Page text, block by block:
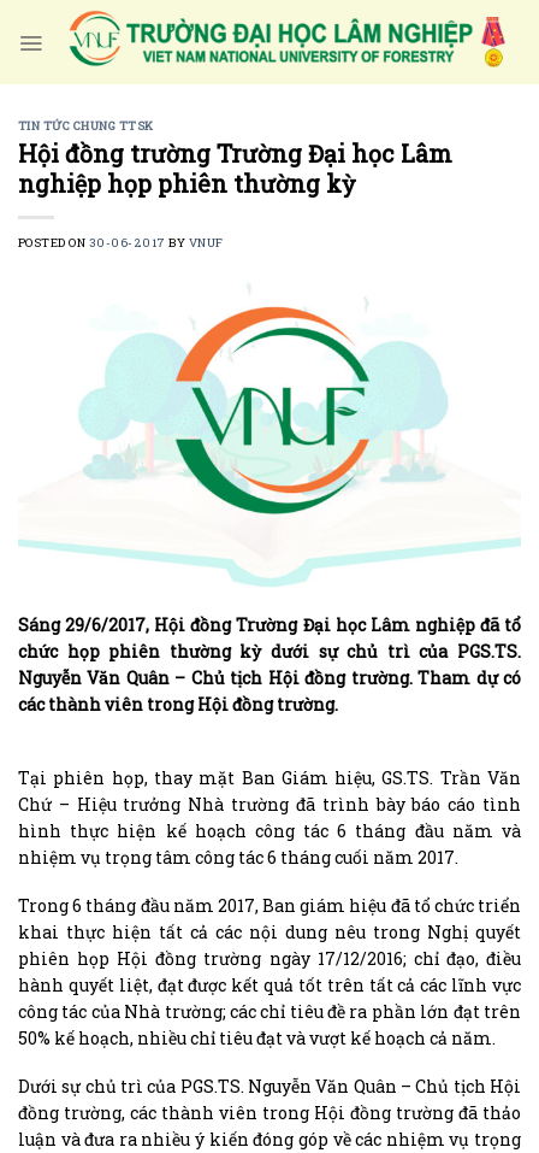
TIN TỨC CHUNG TTSK
Hội đồng trường Trường Đại học Lâm
nghiệp họp phiên thường kỳ
POSTED ON 30-06-2017 BY VNUF
Sáng 29/6/2017, Hội đồng Trường Đại học Lâm nghiệp đã tổ
chức họp phiên thường kỳ dưới sự chủ trì của PGS.TS.
Nguyễn Văn Quân – Chủ tịch Hội đồng trường. Tham dự có
các thành viên trong Hội đồng trường.
Tại phiên họp, thay mặt Ban Giám hiệu, GS.TS. Trần Văn
Chứ – Hiệu trưởng Nhà trường đã trình bày báo cáo tình
hình thực hiện kế hoạch công tác 6 tháng đầu năm và
nhiệm vụ trọng tâm công tác 6 tháng cuối năm 2017.
Trong 6 tháng đầu năm 2017, Ban giám hiệu đã tổ chức triển
khai thực hiện tất cả các nội dung nêu trong Nghị quyết
phiên họp Hội đồng trường ngày 17/12/2016; chỉ đạo, điều
hành quyết liệt, đạt được kết quả tốt trên tất cả các lĩnh vực
công tác của Nhà trường; các chỉ tiêu đề ra phần lớn đạt trên
50% kế hoạch, nhiều chỉ tiêu đạt và vượt kế hoạch cả năm.
Dưới sự chủ trì của PGS.TS. Nguyễn Văn Quân – Chủ tịch Hội
đồng trường, các thành viên trong Hội đồng trường đã thảo
luận và đưa ra nhiều ý kiến đóng góp về các nhiệm vụ trọng